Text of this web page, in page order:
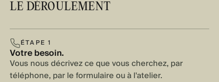
LE DÉROULEMENT
ÉTAPE 1
Votre besoin.
Vous nous décrivez ce que vous cherchez, par
téléphone, par le formulaire ou à l'atelier.